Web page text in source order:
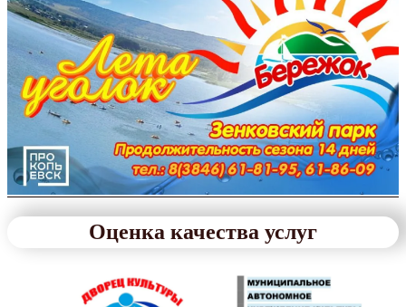
Оценка качества услуг